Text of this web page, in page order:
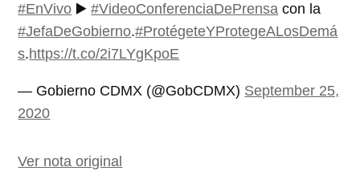
#EnVivo ▶️#VideoConferenciaDePrensa con la
#JefaDeGobierno.#ProtégeteYProtegeALosDemá
s.https://t.co/2i7LYgKpoE
— Gobierno CDMX (@GobCDMX) September 25,
2020
Ver nota original